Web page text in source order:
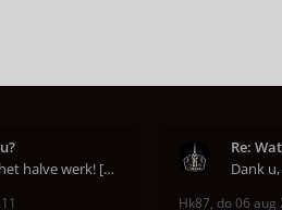
Een goed begin is het halve werk! [emoji6]
Re:
Hk87, do 06 aug